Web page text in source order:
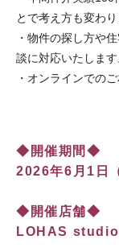
とで考え方も変わり
・物件の探し方や
談に対応いたします
・オンラインでの
◆開催期間◆
2026年6月1日
◆開催店舗◆
LOHAS studio